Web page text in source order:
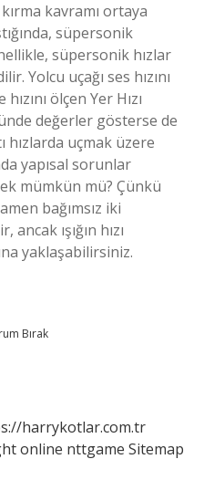
kavramı ortaya
süpersonik
süpersonik hızlar
Yolcu uçağı ses hızını
ölçen Yer Hızı
değerler gösterse de
hızlarda uçmak üzere
yapısal sorunlar
mümkün mü? Çünkü
bağımsız iki
ancak ışığın hızı
yaklaşabilirsiniz.
Bırak
harrykotlar.com.tr
online nttgame Sitemap